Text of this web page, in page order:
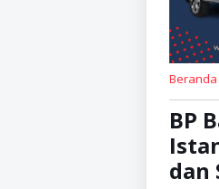
Beranda
BP
dan